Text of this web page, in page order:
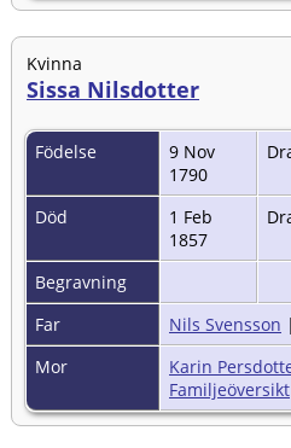
Kvinna
Sissa Nilsdotter
Födelse
9 Nov
1790
Död
1 Feb
1857
Begravning
Far
Nils Svensson |
Mor
Karin
Familjeöversikt